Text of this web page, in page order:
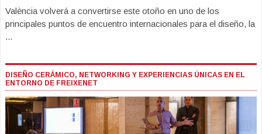
València volverá a convertirse este otoño en uno de los
principales puntos de encuentro internacionales para el diseño, la
...
DISEÑO CERÁMICO, NETWORKING Y EXPERIENCIAS ÚNICAS EN EL
ENTORNO DE FREIXENET